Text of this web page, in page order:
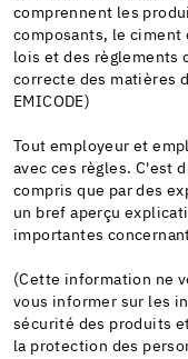
comprennent les
composants, le ciment
lois et des règlements
correcte des matières
EMICODE)
Tout employeur et
avec ces règles. C'est
compris que par des
un bref aperçu
importantes
(Cette information ne
vous informer sur les
sécurité des produits
la protection des